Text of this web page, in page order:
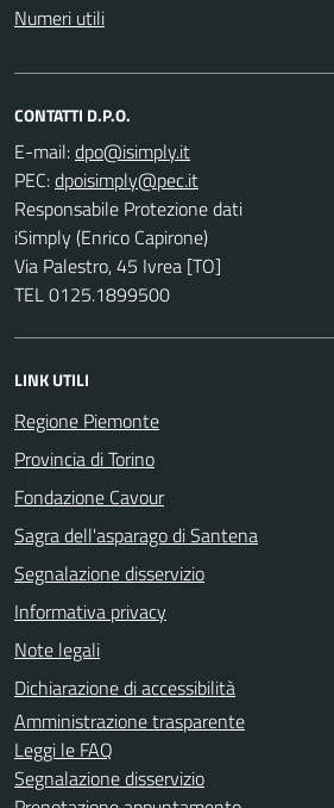
Numeri utili
CONTATTI D.P.O.
E-mail:
PEC:
Responsabile Protezione dati
iSimply (Enrico Capirone)
Via Palestro, 45 Ivrea [TO]
TEL 0125.1899500
LINK UTILI
Regione Piemonte
Provincia di Torino
Fondazione Cavour
Sagra dell'asparago di Santena
Segnalazione disservizio
Informativa privacy
Note legali
Dichiarazione di accessibilità
Amministrazione trasparente
Leggi le FAQ
Segnalazione disservizio